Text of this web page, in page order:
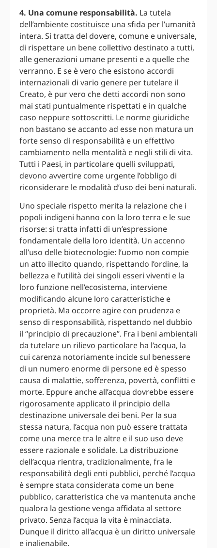
4. Una comune responsabilità. La tutela
dell’ambiente costituisce una sfida per l’umanità
intera. Si tratta del dovere, comune e universale,
di rispettare un bene collettivo destinato a tutti,
alle generazioni umane presenti e a quelle che
verranno. E se è vero che esistono accordi
internazionali di vario genere per tutelare il
Creato, è pur vero che detti accordi non sono
mai stati puntualmente rispettati e in qualche
caso neppure sottoscritti. Le norme giuridiche
non bastano se accanto ad esse non matura un
forte senso di responsabilità e un effettivo
cambiamento nella mentalità e negli stili di vita.
Tutti i Paesi, in particolare quelli sviluppati,
devono avvertire come urgente l’obbligo di
riconsiderare le modalità d’uso dei beni naturali.
Uno speciale rispetto merita la relazione che i
popoli indigeni hanno con la loro terra e le sue
risorse: si tratta infatti di un’espressione
fondamentale della loro identità. Un accenno
all’uso delle biotecnologie: l’uomo non compie
un atto illecito quando, rispettando l’ordine, la
bellezza e l’utilità dei singoli esseri viventi e la
loro funzione nell’ecosistema, interviene
modificando alcune loro caratteristiche e
proprietà. Ma occorre agire con prudenza e
senso di responsabilità, rispettando nel dubbio
il “principio di precauzione”. Fra i beni ambientali
da tutelare un rilievo particolare ha l’acqua, la
cui carenza notoriamente incide sul benessere
di un numero enorme di persone ed è spesso
causa di malattie, sofferenza, povertà, conflitti e
morte. Eppure anche all’acqua dovrebbe essere
rigorosamente applicato il principio della
destinazione universale dei beni. Per la sua
stessa natura, l’acqua non può essere trattata
come una merce tra le altre e il suo uso deve
essere razionale e solidale. La distribuzione
dell’acqua rientra, tradizionalmente, fra le
responsabilità degli enti pubblici, perché l’acqua
è sempre stata considerata come un bene
pubblico, caratteristica che va mantenuta anche
qualora la gestione venga affidata al settore
privato. Senza l’acqua la vita è minacciata.
Dunque il diritto all’acqua è un diritto universale
e inalienabile.